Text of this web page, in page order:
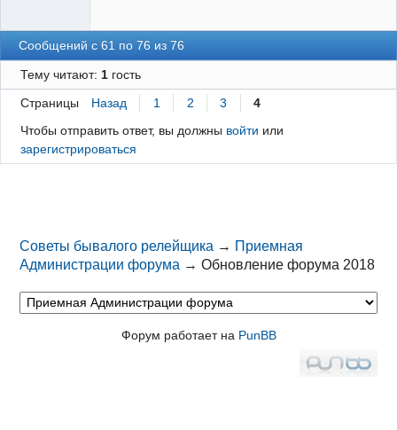
Сообщений с 61 по 76 из 76
Тему читают: 1гость
Страницы Назад 1 2 3
4
Чтобы отправить ответ, вы должны войти или
зарегистрироваться
Советы бывалого релейщика → Приемная
Администрации форума →Обновление форума 2018
Форум работает на PunBB